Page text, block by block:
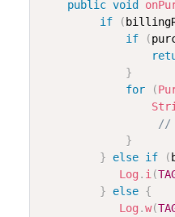
public void
if
(
if
(
}
for
(
//
}
}
else if (
Log . i (
}
else {
Log .w(